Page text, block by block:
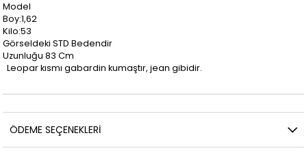
Model
Boy:1,62
Kilo:53
Görseldeki STD Bedendir
Uzunluğu 83 Cm
Leopar kısmı gabardin kumaştır, jean gibidir.
ÖDEME SEÇENEKLERI